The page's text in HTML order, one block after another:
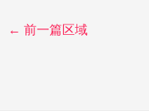
← 前一篇区域